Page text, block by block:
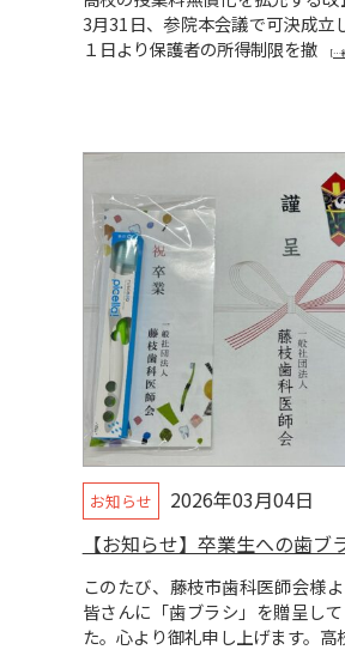
3月31日、参院本会議で可決成立
１日より保護者の所得制限を撤
[…
お知らせ
2026年03月04日
【お知らせ】卒業生への歯ブ
このたび、藤枝市歯科医師会様
皆さんに「歯ブラシ」を贈呈し
た。心より御礼申し上げます。高